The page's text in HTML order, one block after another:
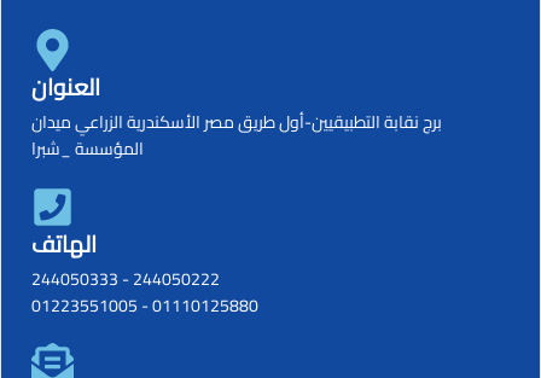
العنوان
برج نقابة التطبيقيين-أول طريق مصر الأسكندرية الزراعي ميدان
المؤسسة _شبرا
الهاتف
244050222
-
244050333
01110125880
-
01223551005